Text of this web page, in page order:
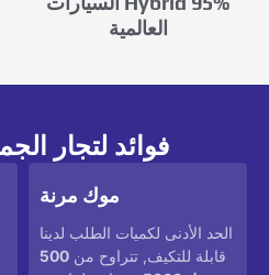
العالمية
فوائد لتجار
موك مرنة
الحد الأدنى لكميات الطلب لدينا
قابلة للتكيف, تتراوح من 500